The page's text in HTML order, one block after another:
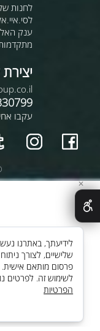
לחנות
לסי.איי.אל
ענק
עקבו
✕
שלישיים, לצורך
פרסום מותאם
לשימוש זה. לפרטים
הפרטיות